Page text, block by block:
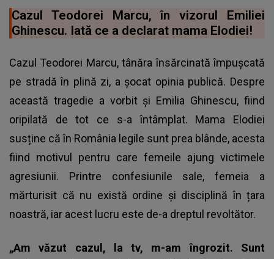
Cazul Teodorei Marcu, în vizorul Emiliei
Ghinescu. Iată ce a declarat mama Elodiei!
Cazul Teodorei Marcu, tânăra însărcinată împușcată
pe stradă în plină zi, a șocat opinia publică. Despre
această tragedie a vorbit și Emilia Ghinescu, fiind
oripilată de tot ce s-a întâmplat. Mama Elodiei
susține că în România legile sunt prea blânde, acesta
fiind motivul pentru care femeile ajung victimele
agresiunii. Printre confesiunile sale, femeia a
mărturisit că nu există ordine și disciplină în țara
noastră, iar acest lucru este de-a dreptul revoltător.
„Am văzut cazul, la tv, m-am îngrozit. Sunt